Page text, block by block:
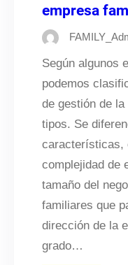
empresa
Según algunos
podemos
de gestión de
tipos. Se
características,
complejidad de
tamaño del
familiares que
dirección de la
grado…